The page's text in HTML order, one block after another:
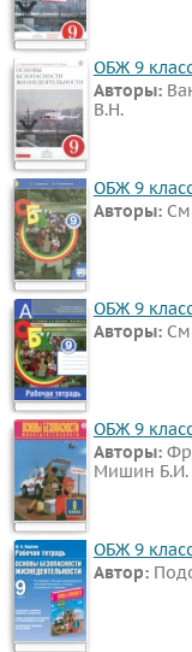
ОБЖ 9
Авторы:
В.Н.
ОБЖ 9
Авторы:
ОБЖ 9
Авторы:
ОБЖ 9
Авторы:
Мишин Б.И.
ОБЖ 9
Автор: